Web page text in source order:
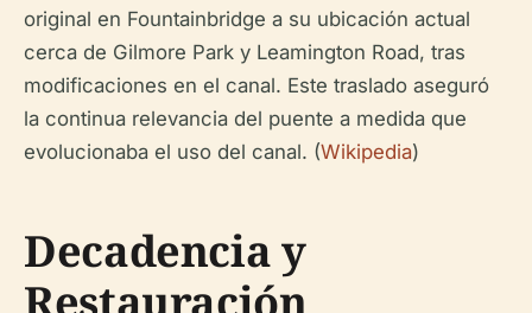
original en Fountainbridge a su ubicación actual
cerca de Gilmore Park y Leamington Road, tras
modificaciones en el canal. Este traslado aseguró
la continua relevancia del puente a medida que
evolucionaba el uso del canal. (Wikipedia)
Decadencia y